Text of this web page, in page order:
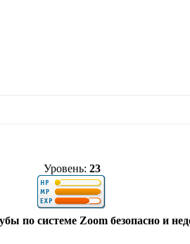
Уровень: 23
по системе Zoom безопасно и